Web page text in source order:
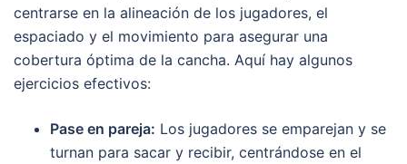
centrarse en la alineación de los jugadores, el
espaciado y el movimiento para asegurar una
cobertura óptima de la cancha. Aquí hay algunos
ejercicios efectivos:
Pase en pareja: Los jugadores se emparejan y se
turnan para sacar y recibir, centrándose en el